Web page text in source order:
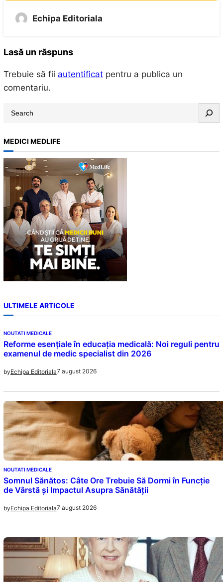
Echipa Editoriala
Lasă un răspuns
Trebuie să fii autentificatpentru a publica un
comentariu.
r
c
h
MEDICI MEDLIFE
ULTIMELE ARTICOLE
NOUTATI MEDICALE
Reforme esențiale în educația medicală: Noi reguli pentru
examenul de medic specialist din 2026
byEchipa Editoriala7 august 2026
NOUTATI MEDICALE
Somnul Sănătos: Câte Ore Trebuie Să Dormi în Funcție
de Vârstă și Impactul Asupra Sănătății
byEchipa Editoriala7 august 2026